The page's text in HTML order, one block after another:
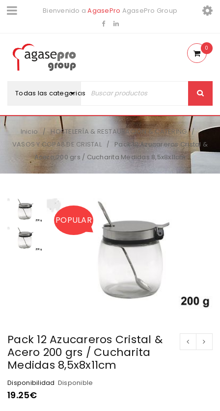
Bienvenido aAgasePro AgasePro Group
Todas las categorias
0
Inicio / HOSTELERÍA & RESTAURACIÓN & CATERING /
VASOS Y COPAS DE CRISTAL /
Pack 12 Azucareros Cristal &
Acero 200 grs / Cucharita Medidas 8,5x8x11cm
POPULAR
Pack 12 Azucareros Cristal &
Acero 200 grs / Cucharita
Medidas 8,5x8x11cm
Disponibilidad Disponible
19.25€